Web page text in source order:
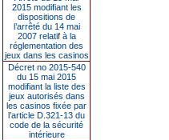
2015 modifiant les
dispositions de
l’arrêté du 14 mai
2007 relatif à la
réglementation des
jeux dans les casinos
Décret no 2015-540
du 15 mai 2015
modifiant la liste des
jeux autorisés dans
les casinos fixée par
l’article D.321-13 du
code de la sécurité
intérieure